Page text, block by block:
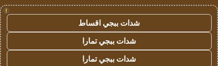
!
شدات ببجي اقساط
شدات ببجي تمارا
شدات ببجي تمارا